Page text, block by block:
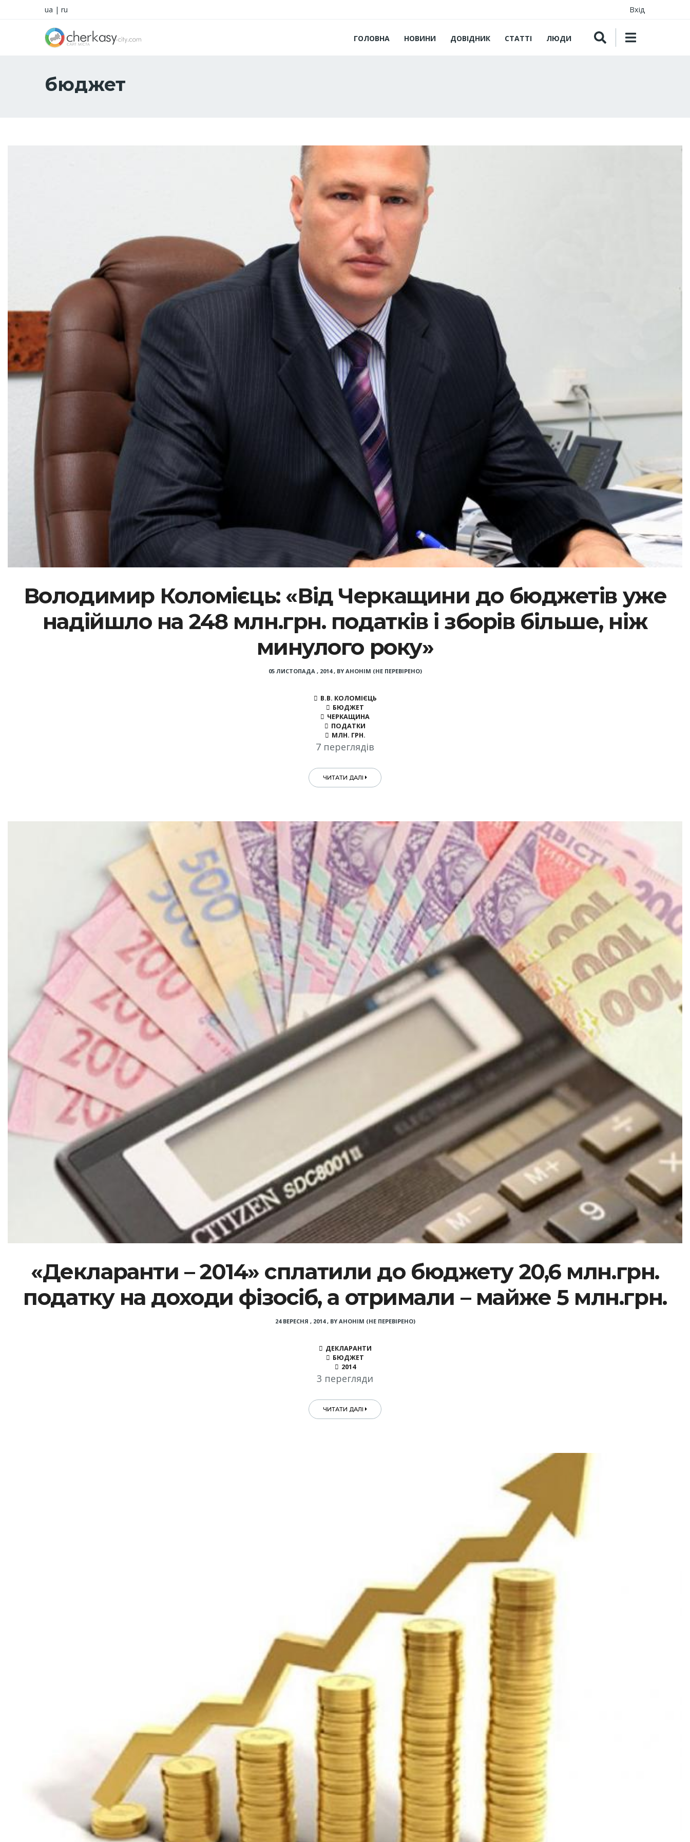
ua | ru Вхід
ГОЛОВНА НОВИНИ ДОВІДНИК СТАТТІ ЛЮДИ
бюджет
Володимир Коломієць: «Від Черкащини до бюджетів уже
надійшло на 248 млн.грн. податків і зборів більше, ніж
минулого року»
05 ЛИСТОПАДА , 2014, BY АНОНІМ (НЕ ПЕРЕВІРЕНО)
В.В. КОЛОМІЄЦЬ
БЮДЖЕТ
ЧЕРКАЩИНА
ПОДАТКИ
МЛН. ГРН.
7 переглядів
ЧИТАТИ ДАЛІ
«Декларанти – 2014» сплатили до бюджету 20,6 млн.грн.
податку на доходи фізосіб, а отримали – майже 5 млн.грн.
24 ВЕРЕСНЯ , 2014, BY АНОНІМ (НЕ ПЕРЕВІРЕНО)
ДЕКЛАРАНТИ
БЮДЖЕТ
2014
3 перегляди
ЧИТАТИ ДАЛІ